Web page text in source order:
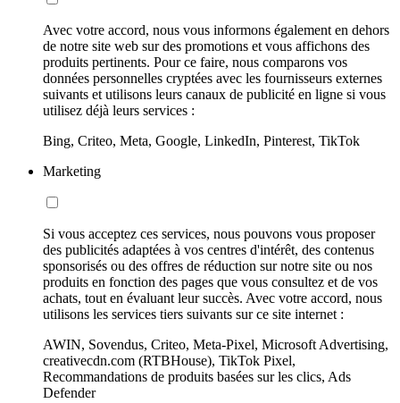
Avec votre accord, nous vous informons également en dehors
de notre site web sur des promotions et vous affichons des
produits pertinents. Pour ce faire, nous comparons vos
données personnelles cryptées avec les fournisseurs externes
suivants et utilisons leurs canaux de publicité en ligne si vous
utilisez déjà leurs services :
Bing, Criteo, Meta, Google, LinkedIn, Pinterest, TikTok
Marketing
Si vous acceptez ces services, nous pouvons vous proposer
des publicités adaptées à vos centres d'intérêt, des contenus
sponsorisés ou des offres de réduction sur notre site ou nos
produits en fonction des pages que vous consultez et de vos
achats, tout en évaluant leur succès. Avec votre accord, nous
utilisons les services tiers suivants sur ce site internet :
AWIN, Sovendus, Criteo, Meta-Pixel, Microsoft Advertising,
creativecdn.com (RTBHouse), TikTok Pixel,
Recommandations de produits basées sur les clics, Ads
Defender